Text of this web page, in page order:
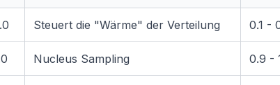
Steuert die "Wärme" der Verteilung 0.1 -
Nucleus Sampling 0.9 -